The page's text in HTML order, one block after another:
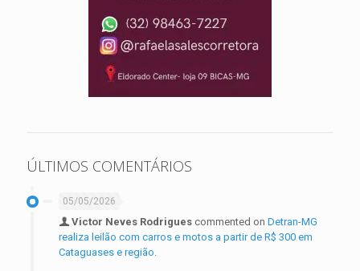
ÚLTIMOS COMENTÁRIOS
05/05/2026
Victor Neves Rodrigues commented on Detran-MG
realiza leilão com carros e motos a partir de R$ 300 em
Cataguases e região.